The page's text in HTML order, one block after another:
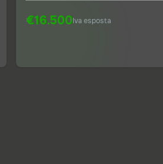
€16.500Iva esposta